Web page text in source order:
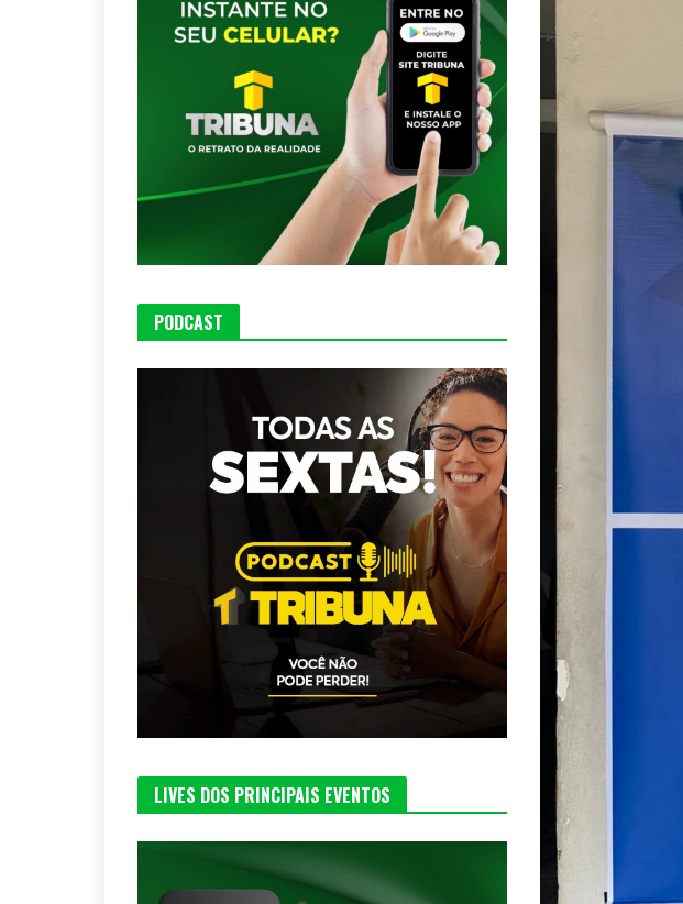
PODCAST
LIVES DOS PRINCIPAIS EVENTOS